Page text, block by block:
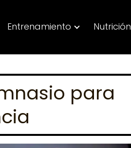
Entrenamiento Nutrición
para